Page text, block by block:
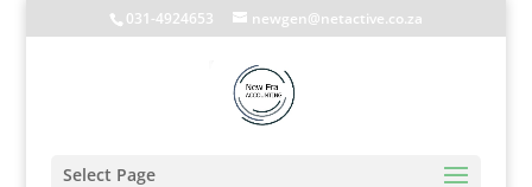
031-4924653 newgen@netactive.co.za
Select Page